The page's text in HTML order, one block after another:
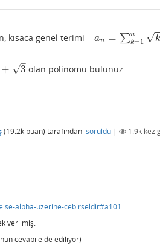
kısaca genel terimian = ∑n
k=1 k
√
an =∑k =1nk
+ 3
–
√ olan polinomu bulunuz.
(19.2k puan) tarafından soruldu | 1.9k kez
alpha-uzerine-cebirseldir#a101
verilmiş.
cevabı elde ediliyor)